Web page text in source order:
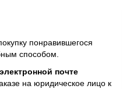
понравившегося
способом.
почте
на юридическое лицо к